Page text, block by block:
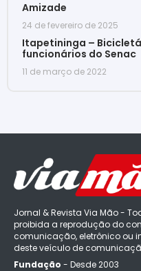
Amizade
24 de fevereiro de 2025
Itapetininga –
funcionários do Senac
11 de março de 2022
Jornal & Revista Via Mão -
proibida a reprodução do
comunicação, eletrônico ou
deste veículo de
Fundação - Desde 2003